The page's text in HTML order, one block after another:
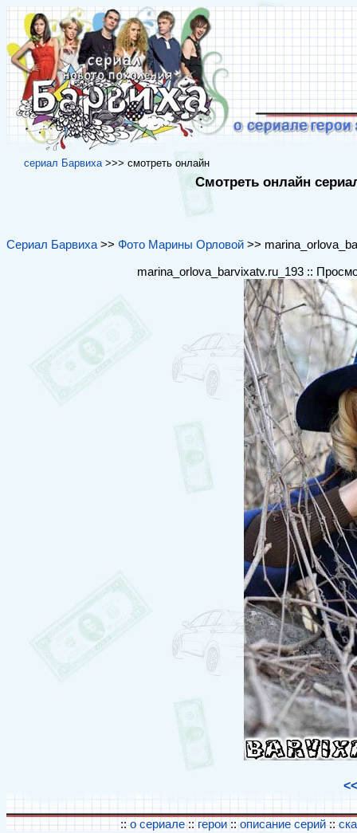
cериал Барвиха>>> cмотреть онлайн
Смотреть онлайн
Сериал Барвиха >> Фото Марины Орловой >>
marina_orlova_barvixatv.ru_193 ::
<<
:: о сериале:: герои::описание серий::